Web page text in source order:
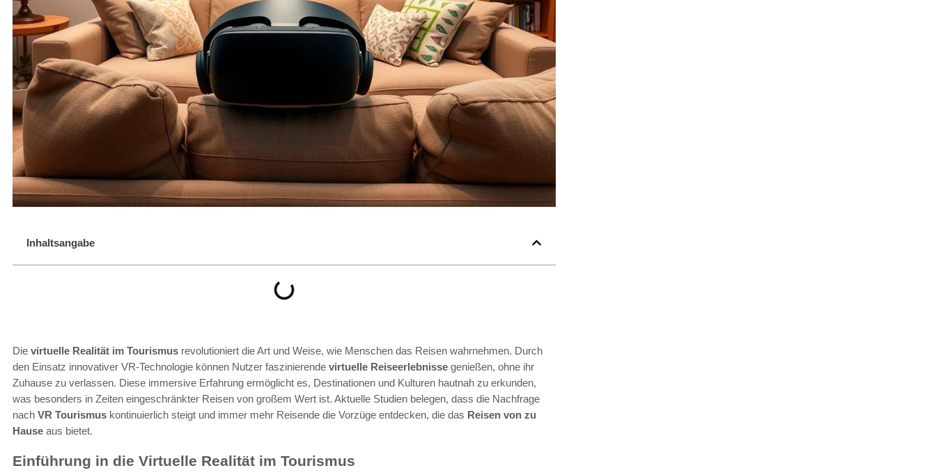
Inhaltsangabe
Die virtuelle Realität im Tourismus revolutioniert die Art und Weise, wie Menschen das Reisen wahrnehmen. Durch
den Einsatz innovativer VR-Technologie können Nutzer faszinierende virtuelle Reiseerlebnisse genießen, ohne ihr
Zuhause zu verlassen. Diese immersive Erfahrung ermöglicht es, Destinationen und Kulturen hautnah zu erkunden,
was besonders in Zeiten eingeschränkter Reisen von großem Wert ist. Aktuelle Studien belegen, dass die Nachfrage
nach VR Tourismus kontinuierlich steigt und immer mehr Reisende die Vorzüge entdecken, die das Reisen von zu
Hause aus bietet.
Einführung in die Virtuelle Realität im Tourismus